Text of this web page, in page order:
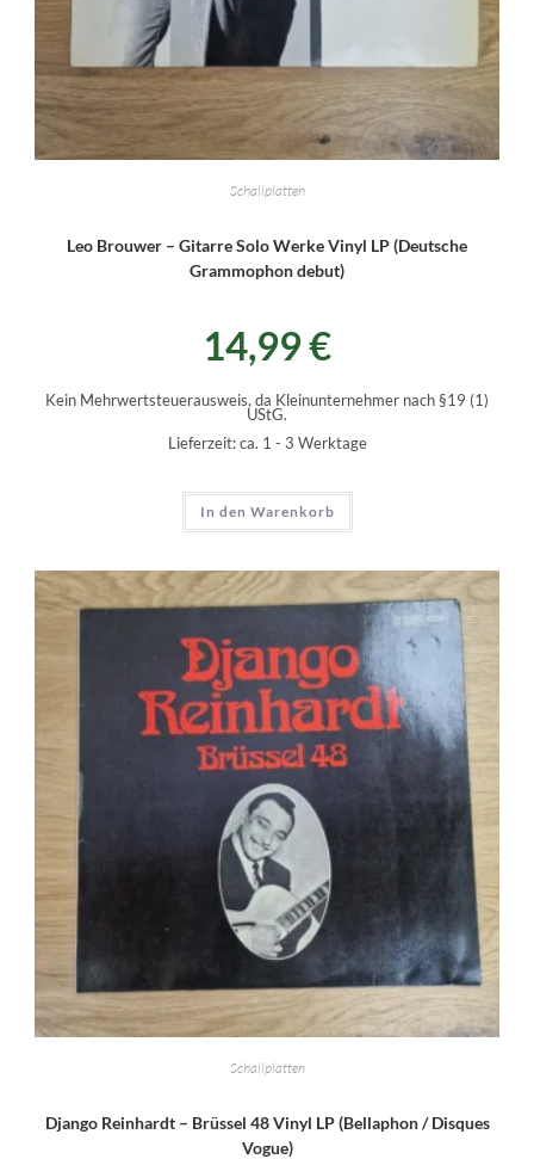
Schallplatten
Leo Brouwer – Gitarre Solo Werke Vinyl LP (Deutsche
Grammophon debut)
14,99€
Kein Mehrwertsteuerausweis, da Kleinunternehmer nach §19 (1)
UStG.
Lieferzeit: ca. 1 - 3 Werktage
In den Warenkorb
Schallplatten
Django Reinhardt – Brüssel 48 Vinyl LP (Bellaphon / Disques
Vogue)